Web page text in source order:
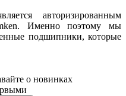
авторизированным
Именно поэтому мы
подшипники, которые
о новинках